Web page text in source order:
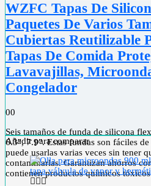
WZFC Tapas De
Paquetes De Varios
Cubiertas Reutilizable
Tapas De Comida
Lavavajillas,
Congelador
00
Seis tamaños de funda de silicona
6.3", 7.9". Estas fundas son fáciles
puede usarlas varias veces sin tener
contaminarlas. Garantizan ahorros
contienen productos químicos
Añadir para comparar